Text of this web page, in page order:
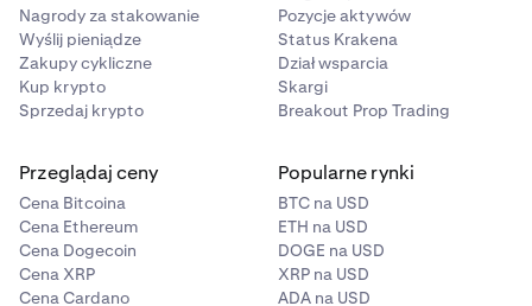
naszym zespołem wsparcia pod adresem
support@breakoutprop.com
stowarzyszonym, następcą prawnym Kraken; lub (D)
agencją reklamową, promocyjną lub public relations
którejkolwiek z wyżej wymienionych osób (każda z nich
to „Strona Powiązana z Kraken”).
https://support.kraken.com/hc/en-
us/articles/360001368823
Okres promocji
Od 04 września 2024 r., 12:00 AM UTC, do 30 września
Jak wziąć udział
A. Uczestnicy muszą najpierw zaliczyć ocenę Breakout
Evaluation przeprowadzoną przez zespół Breakout.
B. Po pomyślnym ukończeniu oceny Breakout Evaluation,
uczestnicy muszą wprowadzić swójPubliczny
Nagrody za stakowanie
Wyślij pieniądze
Zakupy cykliczne
Kup krypto
Sprzedaj krypto
Pozycje aktywów
Status Krakena
Dział wsparcia
Skargi
Breakout Prop Trading
Przeglądaj ceny
Cena Bitcoina
Cena Ethereum
Cena Dogecoin
Cena XRP
Cena Cardano
Popularne rynki
BTC na USD
ETH na USD
DOGE na USD
XRP na USD
ADA na USD